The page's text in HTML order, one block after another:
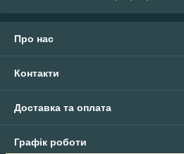
Про нас
Контакти
Доставка та оплата
Графік роботи